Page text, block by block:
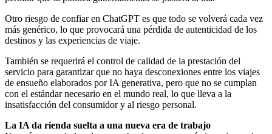
Otro riesgo de confiar en ChatGPT es que todo se volverá cada vez
más genérico, lo que provocará una pérdida de autenticidad de los
destinos y las experiencias de viaje.
También se requerirá el control de calidad de la prestación del
servicio para garantizar que no haya desconexiones entre los viajes
de ensueño elaborados por IA generativa, pero que no se cumplan
con el estándar necesario en el mundo real, lo que lleva a la
insatisfacción del consumidor y al riesgo personal.
La IA da rienda suelta a una nueva era de trabajo